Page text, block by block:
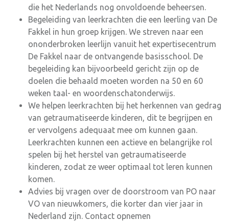
die het Nederlands nog onvoldoende beheersen.
Begeleiding van leerkrachten die een leerling van De
Fakkel in hun groep krijgen. We streven naar een
ononderbroken leerlijn vanuit het expertisecentrum
De Fakkel naar de ontvangende basisschool. De
begeleiding kan bijvoorbeeld gericht zijn op de
doelen die behaald moeten worden na 50 en 60
weken taal- en woordenschatonderwijs.
We helpen leerkrachten bij het herkennen van gedrag
van getraumatiseerde kinderen, dit te begrijpen en
er vervolgens adequaat mee om kunnen gaan.
Leerkrachten kunnen een actieve en belangrijke rol
spelen bij het herstel van getraumatiseerde
kinderen, zodat ze weer optimaal tot leren kunnen
komen.
Advies bij vragen over de doorstroom van PO naar
VO van nieuwkomers, die korter dan vier jaar in
Nederland zijn. Contact opnemen